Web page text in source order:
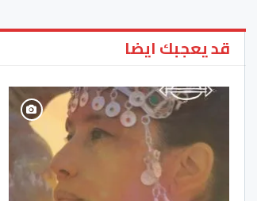
قد يعجبك ايضا